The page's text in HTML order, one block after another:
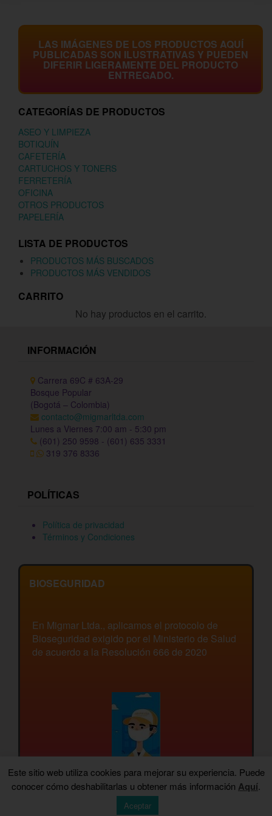
LAS IMÁGENES DE LOS PRODUCTOS AQUÍ
PUBLICADAS SON ILUSTRATIVAS Y PUEDEN
DIFERIR LIGERAMENTE DEL PRODUCTO
ENTREGADO.
CATEGORÍAS DE PRODUCTOS
ASEO Y LIMPIEZA
BOTIQUÍN
CAFETERÍA
CARTUCHOS Y TONERS
FERRETERÍA
OFICINA
OTROS PRODUCTOS
PAPELERÍA
LISTA DE PRODUCTOS
PRODUCTOS MÁS BUSCADOS
PRODUCTOS MÁS VENDIDOS
CARRITO
No hay productos en el carrito.
INFORMACIÓN
Carrera 69C # 63A-29
Bosque Popular
(Bogotá – Colombia)
contacto@migmarltda.com
Lunes a Viernes 7:00 am - 5:30 pm
(601) 250 9598 - (601) 635 3331
319 376 8336
POLÍTICAS
Política de privacidad
Términos y Condiciones
BIOSEGURIDAD
En Migmar Ltda., aplicamos el protocolo de
Bioseguridad exigido por el Ministerio de Salud
de acuerdo a la Resolución 666 de 2020
Este sitio web utiliza cookies para mejorar su experiencia. Puede
conocer cómo deshabilitarlas u obtener más información Aquí.
Aceptar